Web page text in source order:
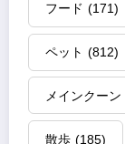
フード (171)
ペット (812)
メインクーン
散歩 (185)